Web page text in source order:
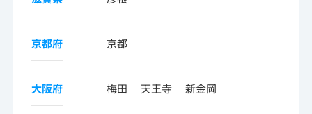
京都府 京都
大阪府 梅田 天王寺 新金岡